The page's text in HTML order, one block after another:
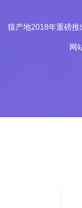
猿产地2018年重磅
网